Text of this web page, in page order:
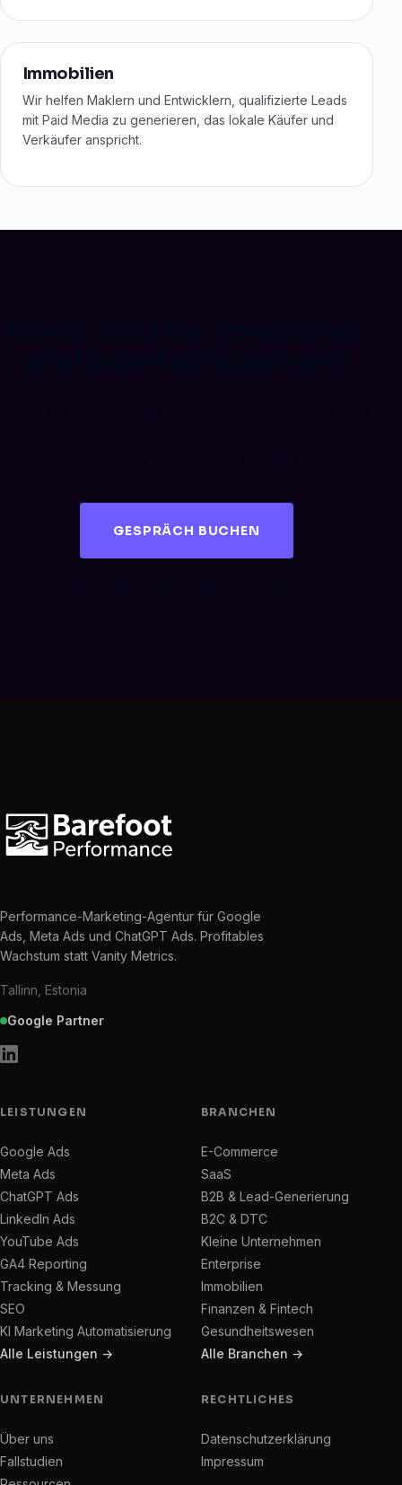
Immobilien
Wir helfen Maklern und Entwicklern, qualifizierte Leads
mit Paid Media zu generieren, das lokale Käufer und
Verkäufer anspricht.
GESPRÄCH BUCHEN
Performance-Marketing-Agentur für Google
Ads, Meta Ads und ChatGPT Ads. Profitables
Wachstum statt Vanity Metrics.
Tallinn, Estonia
Google Partner
LEISTUNGEN
Google Ads
Meta Ads
ChatGPT Ads
LinkedIn Ads
YouTube Ads
GA4 Reporting
Tracking & Messung
SEO
KI Marketing Automatisierung
Alle Leistungen →
BRANCHEN
E-Commerce
SaaS
B2B & Lead-Generierung
B2C & DTC
Kleine Unternehmen
Enterprise
Immobilien
Finanzen & Fintech
Gesundheitswesen
Alle Branchen →
UNTERNEHMEN
Über uns
Fallstudien
RECHTLICHES
Datenschutzerklärung
Impressum